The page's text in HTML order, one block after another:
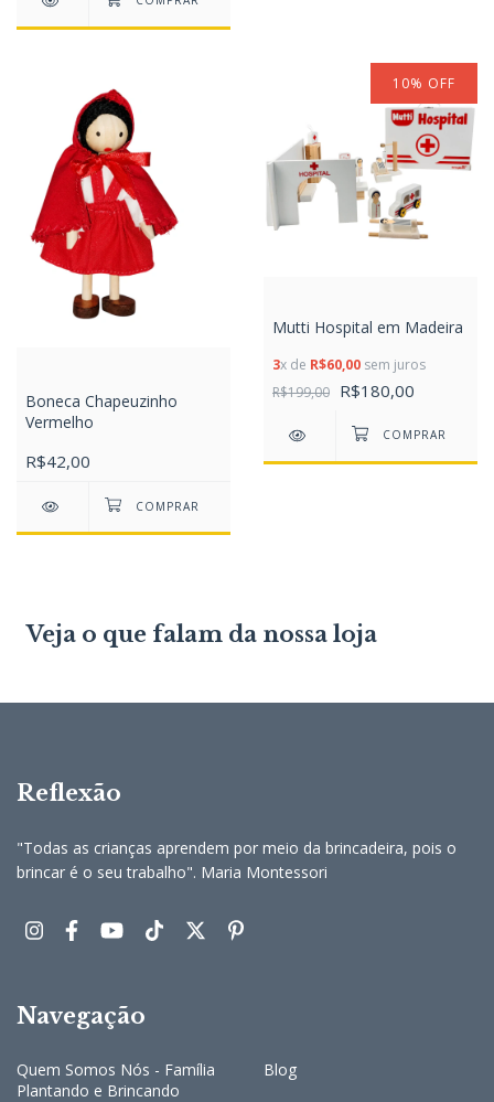
Boneca Chapeuzinho
Vermelho
R$42,00
10% OFF
Mutti Hospital em Madeira
3x de R$60,00 sem juros
R$199,00 R$180,00
Veja o que falam da nossa loja
Reflexão
"Todas as crianças aprendem por meio da brincadeira, pois o
brincar é o seu trabalho". Maria Montessori
Navegação
Quem Somos Nós - Família
Plantando e Brincando
Blog